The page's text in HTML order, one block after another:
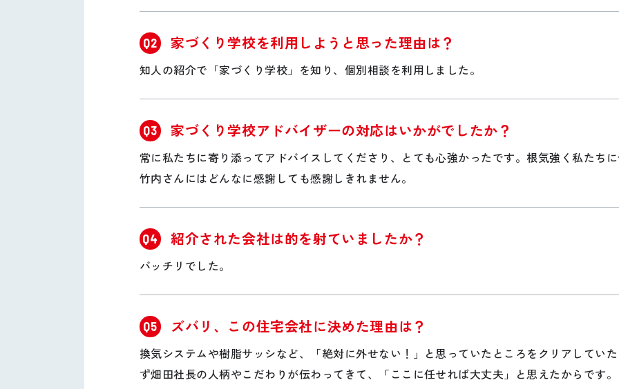
Q2 家づくり学校を利用しようと思った理由は？
知人の紹介で「家づくり学校」を知り、個別相談を利用しました。
Q3 家づくり学校アドバイザーの対応はいかがでしたか？
常に私たちに寄り添ってアドバイスしてくださり、とても心強かったです。根気強く私たち
竹内さんにはどんなに感謝しても感謝しきれません。
Q4 紹介された会社は的を射ていましたか？
バッチリでした。
Q5 ズバリ、この住宅会社に決めた理由は？
換気システムや樹脂サッシなど、「絶対に外せない！」と思っていたところをクリアしてい
ず畑田社長の人柄やこだわりが伝わってきて、「ここに任せれば大丈夫」と思えたからです。